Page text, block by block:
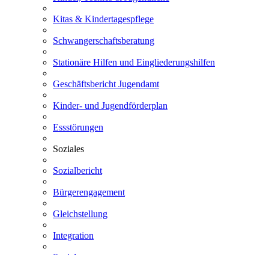
Kitas & Kindertagespflege
Schwangerschaftsberatung
Stationäre Hilfen und Eingliederungshilfen
Geschäftsbericht Jugendamt
Kinder- und Jugendförderplan
Essstörungen
Soziales
Sozialbericht
Bürgerengagement
Gleichstellung
Integration